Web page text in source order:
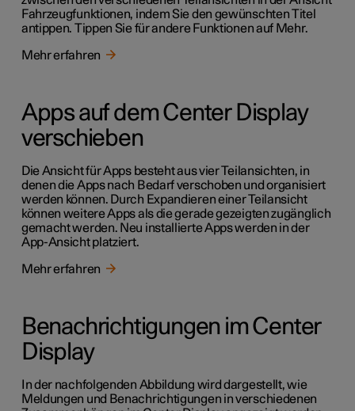
Fahrzeugfunktionen, indem Sie den gewünschten Titel
antippen. Tippen Sie für andere Funktionen auf Mehr.
Mehr erfahren
Apps auf dem Center Display
verschieben
Die Ansicht für Apps besteht aus vier Teilansichten, in
denen die Apps nach Bedarf verschoben und organisiert
werden können. Durch Expandieren einer Teilansicht
können weitere Apps als die gerade gezeigten zugänglich
gemacht werden. Neu installierte Apps werden in der
App-Ansicht platziert.
Mehr erfahren
Benachrichtigungen im Center
Display
In der nachfolgenden Abbildung wird dargestellt, wie
Meldungen und Benachrichtigungen in verschiedenen